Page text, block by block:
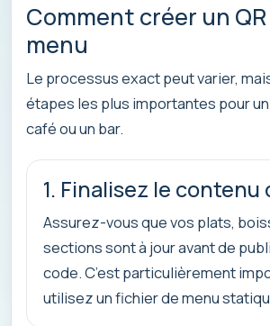
Comment créer un
menu
Le processus exact peut varier,
étapes les plus importantes pour
café ou un bar.
1. Finalisez le contenu
Assurez-vous que vos plats,
sections sont à jour avant de
code. C’est particulièrement
utilisez un fichier de menu